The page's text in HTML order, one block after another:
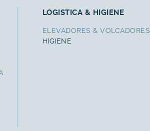
LOGISTICA & HIGIENE
ELEVADORES & VOLCADORES
HIGIENE